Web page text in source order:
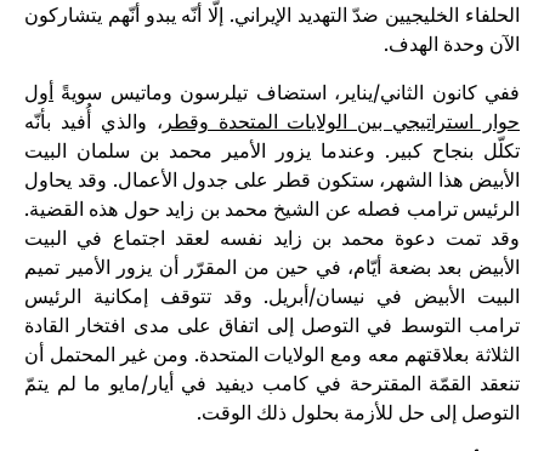
الحلفاء الخليجيين ضدّ التهديد الإيراني. إلّا أنّه يبدو أنّهم يتشاركون
الآن وحدة الهدف.
ففي كانون الثاني/يناير، استضاف تيلرسون وماتيس سويةً أول
حوار استراتيجي بين الولايات المتحدة وقطر ، والذي أُفيد بأنّه
تكلّل بنجاح كبير. وعندما يزور الأمير محمد بن سلمان البيت
الأبيض هذا الشهر، ستكون قطر على جدول الأعمال. وقد يحاول
الرئيس ترامب فصله عن الشيخ محمد بن زايد حول هذه القضية.
وقد تمت دعوة محمد بن زايد نفسه لعقد اجتماع في البيت
الأبيض بعد بضعة أيّام، في حين من المقرّر أن يزور الأمير تميم
البيت الأبيض في نيسان/أبريل. وقد تتوقف إمكانية الرئيس
ترامب التوسط في التوصل إلى اتفاق على مدى افتخار القادة
الثلاثة بعلاقتهم معه ومع الولايات المتحدة. ومن غير المحتمل أن
تنعقد القمّة المقترحة في كامب ديفيد في أيار/مايو ما لم يتمّ
التوصل إلى حل للأزمة بحلول ذلك الوقت.